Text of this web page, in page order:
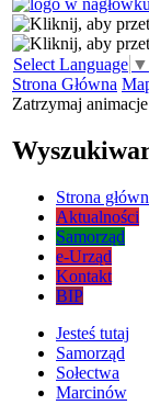
Select Language ▼
Strona Główna
Zatrzymaj animacje
Strona
Aktualności
Samorząd
e-Urząd
Kontakt
BIP
Jesteś tutaj
Samorząd
Sołectwa
Marcinów